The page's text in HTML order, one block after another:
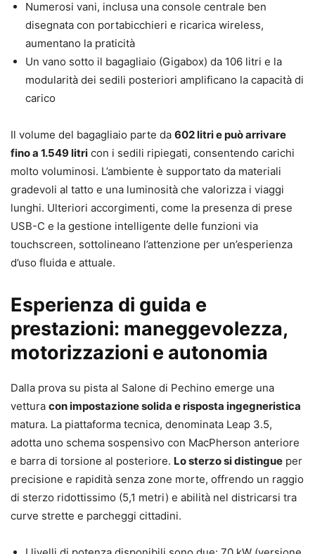
Numerosi vani, inclusa una console centrale ben
disegnata con portabicchieri e ricarica wireless,
aumentano la praticità
Un vano sotto il bagagliaio (Gigabox) da 106 litri e la
modularità dei sedili posteriori amplificano la capacità di
carico
Il volume del bagagliaio parte da 602 litri e può arrivare
fino a 1.549 litri con i sedili ripiegati, consentendo carichi
molto voluminosi. L’ambiente è supportato da materiali
gradevoli al tatto e una luminosità che valorizza i viaggi
lunghi. Ulteriori accorgimenti, come la presenza di prese
USB-C e la gestione intelligente delle funzioni via
touchscreen, sottolineano l’attenzione per un’esperienza
d’uso fluida e attuale.
Esperienza di guida e
prestazioni: maneggevolezza,
motorizzazioni e autonomia
Dalla prova su pista al Salone di Pechino emerge una
vettura con impostazione solida e risposta ingegneristica
matura. La piattaforma tecnica, denominata Leap 3.5,
adotta uno schema sospensivo con MacPherson anteriore
e barra di torsione al posteriore. Lo sterzo si distingue per
precisione e rapidità senza zone morte, offrendo un raggio
di sterzo ridottissimo (5,1 metri) e abilità nel districarsi tra
curve strette e parcheggi cittadini.